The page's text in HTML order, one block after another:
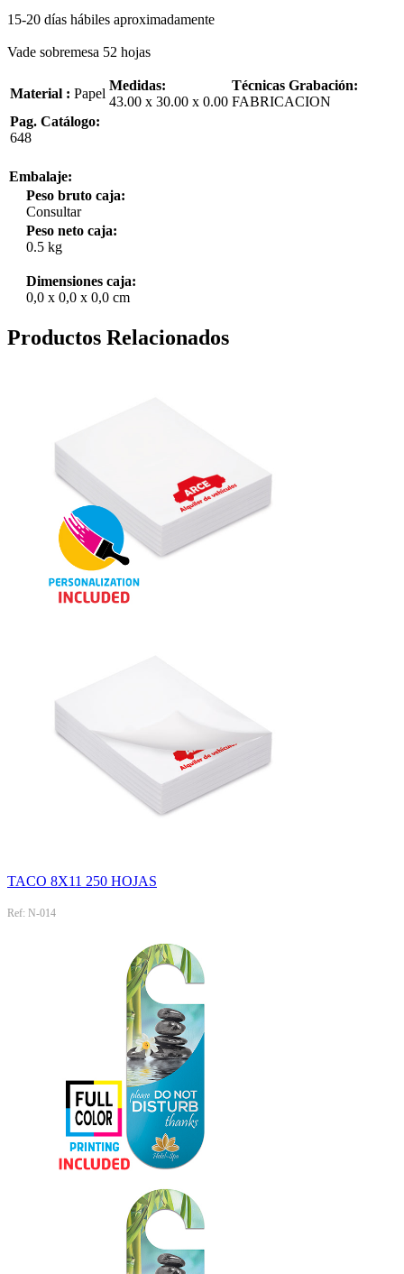
15-20 días hábiles aproximadamente
Vade sobremesa 52 hojas
Material : Papel
Medidas:
43.00 x 30.00 x 0.00
Técnicas Grabación:
FABRICACION
Pag. Catálogo:
648
Embalaje:
Peso bruto caja:
Consultar
Peso neto caja:
0.5 kg
Dimensiones caja:
0,0 x 0,0 x 0,0 cm
Productos Relacionados
TACO 8X11 250 HOJAS
Ref: N-014